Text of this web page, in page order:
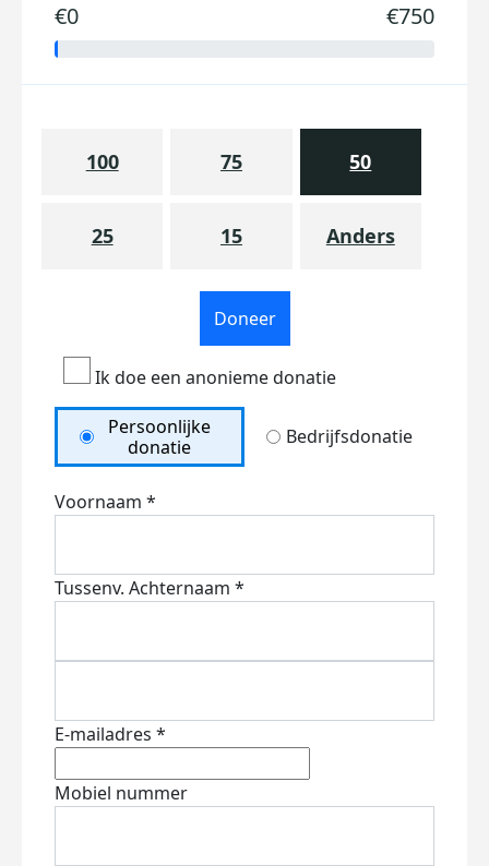
€0 €750
100 75 50
25 15 Anders
Doneer
Ik doe een anonieme donatie
Persoonlijke
donatie
Bedrijfsdonatie
Voornaam *
Tussenv. Achternaam *
E-mailadres *
Mobiel nummer